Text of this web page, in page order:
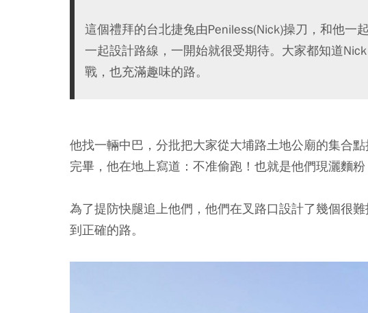
這個禮拜的台北捷兔由Peniless(Nick)操刀，和他一
一起設計路線，一開始就很受期待。大家都知道
戰，也充滿趣味的路。
他找一輛中巴，分批把大家從大埔路土地公廟的集合
完畢，他在地上寫道：不准偷跑！也就是他們現灑麵粉
為了提防快腿追上他們，他們在叉路口設計了幾個很
到正確的路。